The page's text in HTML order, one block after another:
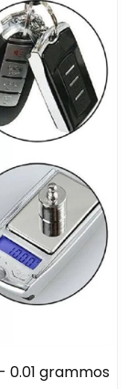
0.01 grammos